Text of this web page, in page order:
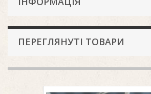
ПЕРЕГЛЯНУТІ ТОВАРИ